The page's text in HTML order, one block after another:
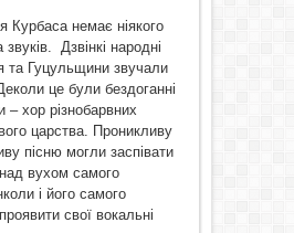
Курбаса немає ніякого
Дзвінкі народні
та Гуцульщини звучали
це були бездоганні
– хор різнобарвних
царства. Проникливу
пісню могли заспівати
над вухом самого
і його самого
свої вокальні